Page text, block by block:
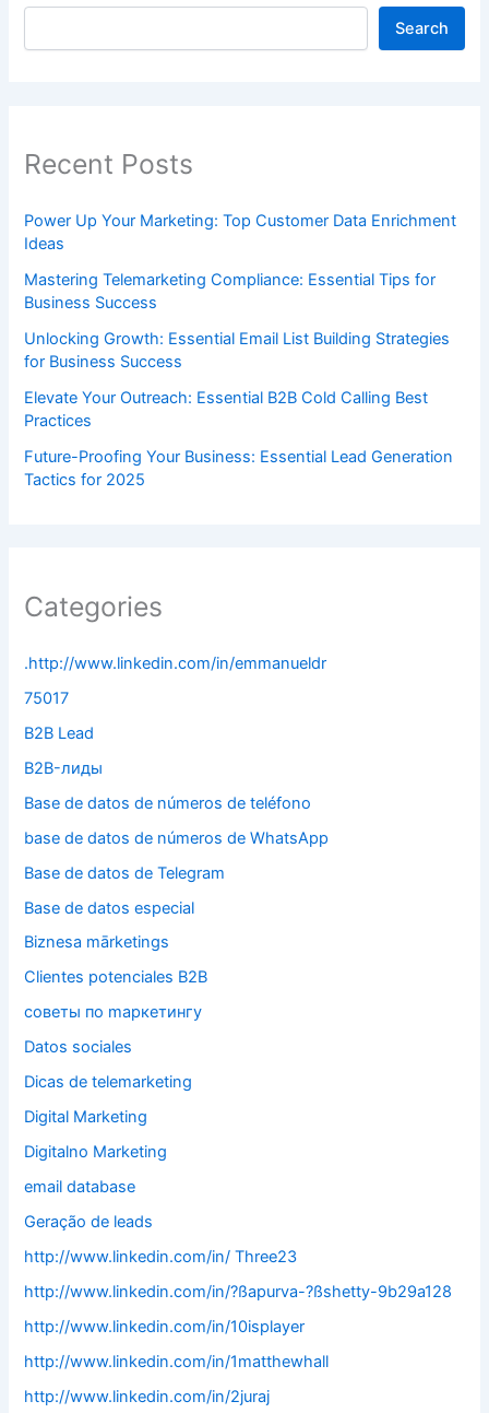
Search
Recent Posts
Power Up Your Marketing: Top Customer Data Enrichment
Ideas
Mastering Telemarketing Compliance: Essential Tips for
Business Success
Unlocking Growth: Essential Email List Building Strategies
for Business Success
Elevate Your Outreach: Essential B2B Cold Calling Best
Practices
Future-Proofing Your Business: Essential Lead Generation
Tactics for 2025
Categories
.http://www.linkedin.com/in/emmanueldr
75017
B2B Lead
B2B-лиды
Base de datos de números de teléfono
base de datos de números de WhatsApp
Base de datos de Telegram
Base de datos especial
Biznesa mārketings
Clientes potenciales B2B
cоветы по mаркетингу
Datos sociales
Dicas de telemarketing
Digital Marketing
Digitalno Marketing
email database
Geração de leads
http://www.linkedin.com/in/ Three23
http://www.linkedin.com/in/?ßapurva-?ßshetty-9b29a128
http://www.linkedin.com/in/10isplayer
http://www.linkedin.com/in/1matthewhall
http://www.linkedin.com/in/2juraj